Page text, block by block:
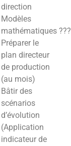
direction
Modèles
mathématiques ???
Préparer le
plan directeur
de production
(au mois)
Bâtir des
scénarios
d’évolution
(Application
indicateur de